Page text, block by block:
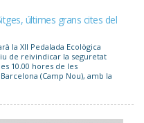
últimes grans cites del
la XII Pedalada Ecològica
de reivindicar la seguretat
10.00 hores de les
(Camp Nou), amb la